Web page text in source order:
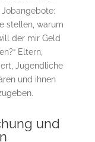
stellen, warum
der mir Geld
Eltern,
Jugendliche
und ihnen
und